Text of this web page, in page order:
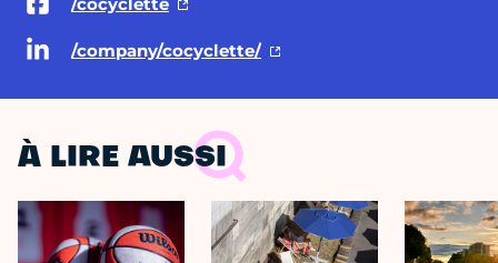
/company/cocyclette/
À LIRE AUSSI